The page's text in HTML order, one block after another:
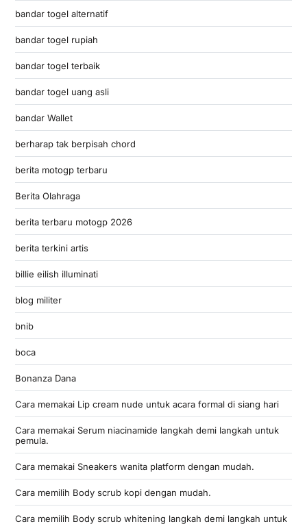
bandar togel alternatif
bandar togel rupiah
bandar togel terbaik
bandar togel uang asli
bandar Wallet
berharap tak berpisah chord
berita motogp terbaru
Berita Olahraga
berita terbaru motogp 2026
berita terkini artis
billie eilish illuminati
blog militer
bnib
boca
Bonanza Dana
Cara memakai Lip cream nude untuk acara formal di siang hari
Cara memakai Serum niacinamide langkah demi langkah untuk
pemula.
Cara memakai Sneakers wanita platform dengan mudah.
Cara memilih Body scrub kopi dengan mudah.
Cara memilih Body scrub whitening langkah demi langkah untuk